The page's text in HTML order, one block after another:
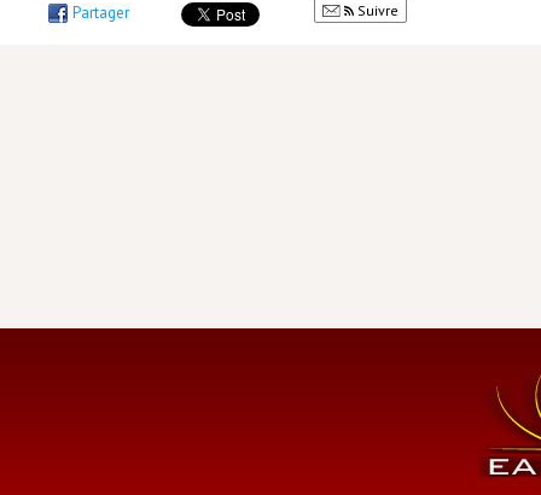
Partager Suivre